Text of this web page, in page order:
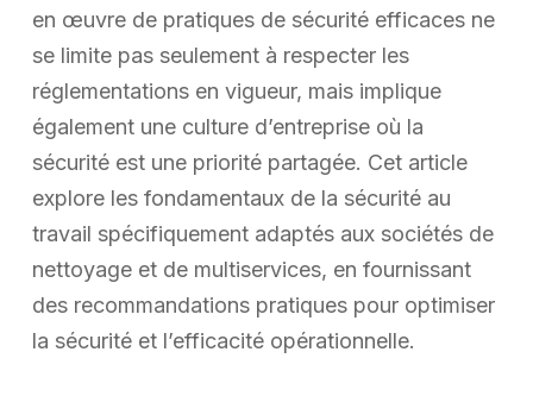
en œuvre de pratiques de sécurité efficaces ne
se limite pas seulement à respecter les
réglementations en vigueur, mais implique
également une culture d’entreprise où la
sécurité est une priorité partagée. Cet article
explore les fondamentaux de la sécurité au
travail spécifiquement adaptés aux sociétés de
nettoyage et de multiservices, en fournissant
des recommandations pratiques pour optimiser
la sécurité et l’efficacité opérationnelle.